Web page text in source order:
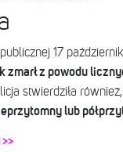
17
zmarł z powodu
stwierdziła
lub